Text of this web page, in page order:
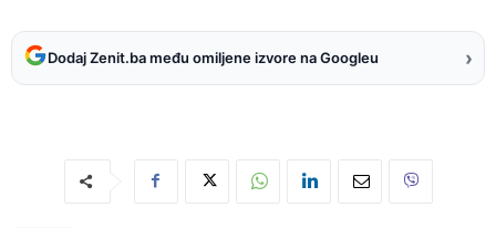
Dodaj Zenit.ba među omiljene izvore na Googleu ›